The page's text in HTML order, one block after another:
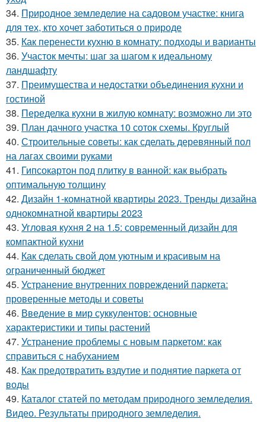
34. Природное земледелие на садовом участке: книга
для тех, кто хочет заботиться о природе
35. Как перенести кухню в комнату: подходы и варианты
36. Участок мечты: шаг за шагом к идеальному
ландшафту
37. Преимущества и недостатки объединения кухни и
гостиной
38. Переделка кухни в жилую комнату: возможно ли это
39. План дачного участка 10 соток схемы. Круглый
40. Строительные советы: как сделать деревянный пол
на лагах своими руками
41. Гипсокартон под плитку в ванной: как выбрать
оптимальную толщину
42. Дизайн 1-комнатной квартиры 2023. Тренды дизайна
однокомнатной квартиры 2023
43. Угловая кухня 2 на 1.5: современный дизайн для
компактной кухни
44. Как сделать свой дом уютным и красивым на
ограниченный бюджет
45. Устранение внутренних повреждений паркета:
проверенные методы и советы
46. Введение в мир суккулентов: основные
характеристики и типы растений
47. Устранение проблемы с новым паркетом: как
справиться с набуханием
48. Как предотвратить вздутие и поднятие паркета от
воды
49. Каталог статей по методам природного земледелия.
Видео. Результаты природного земледелия.